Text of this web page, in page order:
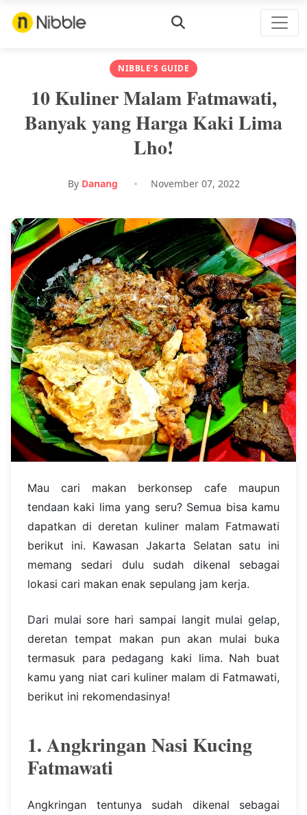
NIBBLE'S GUIDE
10 Kuliner Malam Fatmawati,
Banyak yang Harga Kaki Lima
Lho!
By Danang November 07, 2022
Mau cari makan berkonsep cafe maupun
tendaan kaki lima yang seru? Semua bisa kamu
dapatkan di deretan kuliner malam Fatmawati
berikut ini. Kawasan Jakarta Selatan satu ini
memang sedari dulu sudah dikenal sebagai
lokasi cari makan enak sepulang jam kerja.
Dari mulai sore hari sampai langit mulai gelap,
deretan tempat makan pun akan mulai buka
termasuk para pedagang kaki lima. Nah buat
kamu yang niat cari kuliner malam di Fatmawati,
berikut ini rekomendasinya!
1. Angkringan Nasi Kucing
Fatmawati
Angkringan tentunya sudah dikenal sebagai